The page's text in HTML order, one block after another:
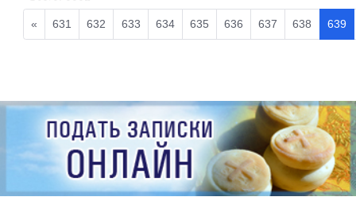
« 631 632 633 634 635 636 637 638 639